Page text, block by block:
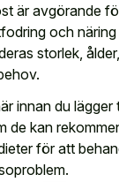
är avgörande
och
storlek,
innan du
de kan
för att